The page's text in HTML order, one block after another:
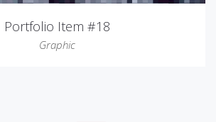
Portfolio Item #18
Graphic